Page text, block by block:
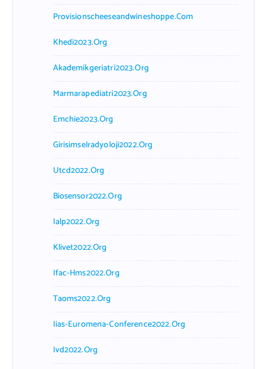
Provisionscheeseandwineshoppe.com
Khedi2023.org
Akademikgeriatri2023.org
Marmarapediatri2023.org
Emchie2023.org
Girisimselradyoloji2022.org
Utcd2022.org
Biosensor2022.org
Ialp2022.org
Klivet2022.org
Ifac-Hms2022.org
Taoms2022.org
Iias-Euromena-Conference2022.org
Ivd2022.org